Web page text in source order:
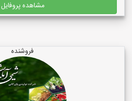
مشاهده پروفایل
فروشنده